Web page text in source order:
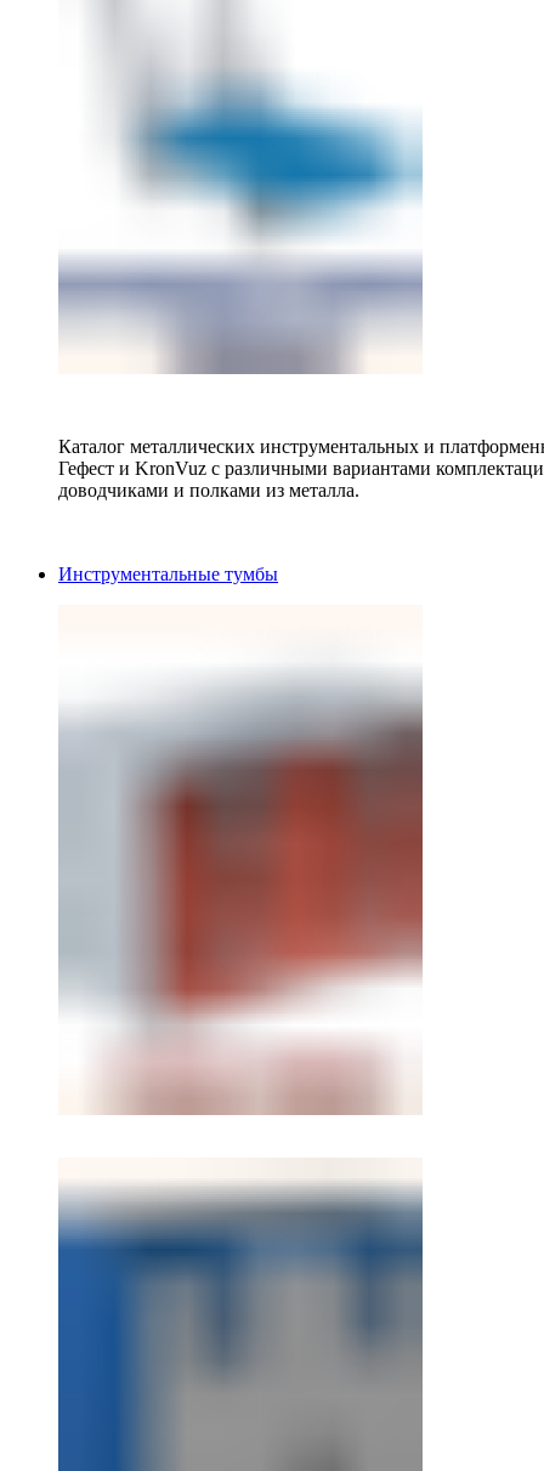
Каталог металлических инструментальных и
Гефест и KronVuz с различными вариантами
доводчиками и полками из металла.
Инструментальные тумбы